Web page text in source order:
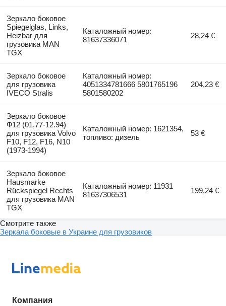
Зеркало боковое
Spiegelglas, Links,
Heizbar для
грузовика MAN
TGX
Каталожный номер:
81637336071
28,24 €
Зеркало боковое
для грузовика
IVECO Stralis
Каталожный номер:
4051334781666 5801765196
5801580202
204,23 €
Зеркало боковое
Ф12 (01.77-12.94)
для грузовика Volvo
F10, F12, F16, N10
(1973-1994)
Каталожный номер: 1621354,
топливо: дизель
53 €
Зеркало боковое
Hausmarke
Rückspiegel Rechts
для грузовика MAN
TGX
Каталожный номер: 11931
81637306531
199,24 €
Смотрите также
Зеркала боковые в Украине для грузовиков
Компания